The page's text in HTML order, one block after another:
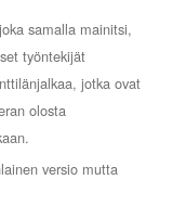
samalla mainitsi,
työntekijät
jotka ovat
olosta
versio mutta